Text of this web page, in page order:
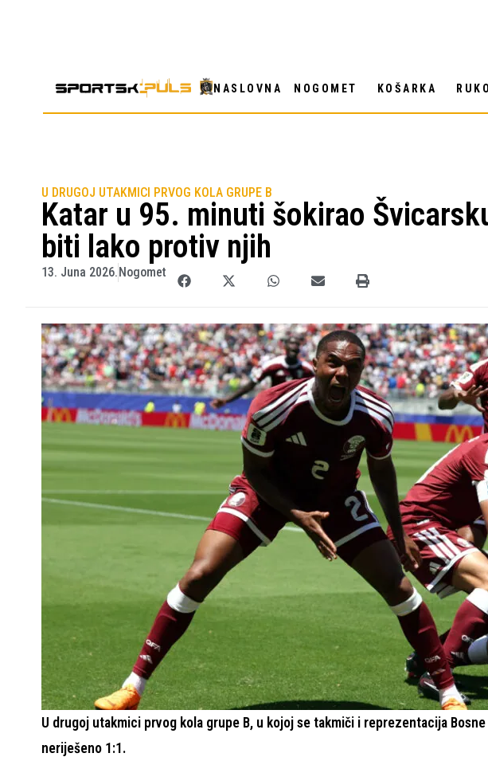
NASLOVNA NOGOMET KOŠARKA
U DRUGOJ UTAKMICI PRVOG KOLA GRUPE B
Katar u 95. minuti šokirao
biti lako protiv njih
13. Juna 2026.Nogomet
U drugoj utakmici prvog kola grupe B, u kojoj se takmiči i reprezentacija
neriješeno 1:1.